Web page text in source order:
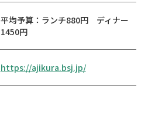
平均予算：ランチ880円 ディナー
1450円
https://ajikura.bsj.jp/